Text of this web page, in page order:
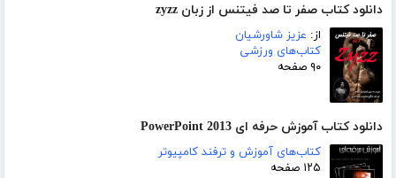
دانلود کتاب صفر تا صد فیتنس از زبان zyzz
از: عزیز شاورشیان
کتاب‌های ورزشی
۹۰ صفحه
دانلود کتاب آموزش حرفه ای PowerPoint 2013
کتاب‌های آموزش و ترفند کامپیوتر
۱۲۵ صفحه